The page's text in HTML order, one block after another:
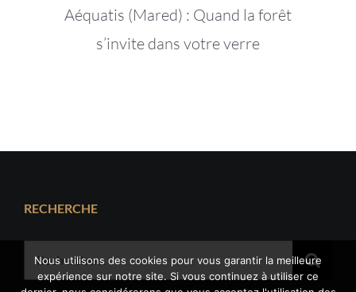
Aéquatis (Mared) : Quand la forêt
s’invite dans votre verre
RECHERCHE
Rechercher:
Nous utilisons des cookies pour vous garantir la meilleure
expérience sur notre site. Si vous continuez à utiliser ce